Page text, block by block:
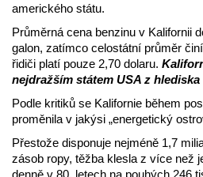
amerického státu.
Průměrná cena benzinu v Kalifornii
galon, zatímco celostátní průměr
řidiči platí pouze 2,70 dolaru.
nejdražším státem USA z
Podle kritiků se Kalifornie během
proměnila v jakýsi „energetický
Přestože disponuje nejméně 1,7
zásob ropy, těžba klesla z více než
denně v 80. letech na pouhých 246